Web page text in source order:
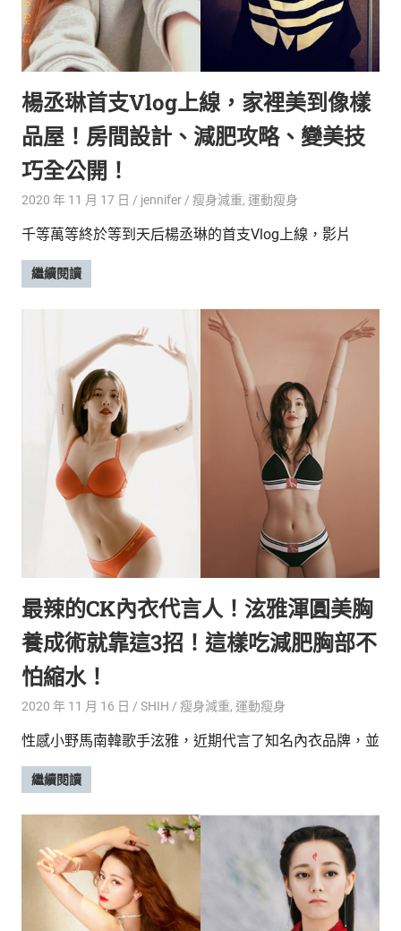
楊丞琳首支Vlog上線，家裡美到像樣
品屋！房間設計、減肥攻略、變美技
巧全公開！
2020 年 11 月 17 日 jennifer 瘦身減重, 運動瘦身
千等萬等終於等到天后楊丞琳的首支Vlog上線，影片
繼續閱讀
最辣的CK內衣代言人！泫雅渾圓美胸
養成術就靠這3招！這樣吃減肥胸部不
怕縮水！
2020 年 11 月 16 日 SHIH 瘦身減重, 運動瘦身
性感小野馬南韓歌手泫雅，近期代言了知名內衣品牌，並
繼續閱讀